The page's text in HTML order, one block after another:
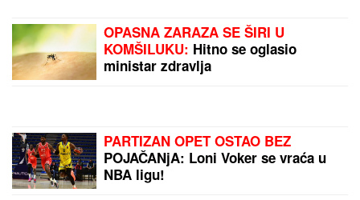
SPECIJALNA VEČERA
Kinezi spavaju sa OVIM VOĆEM i